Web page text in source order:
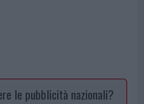
le pubblicità nazionali?